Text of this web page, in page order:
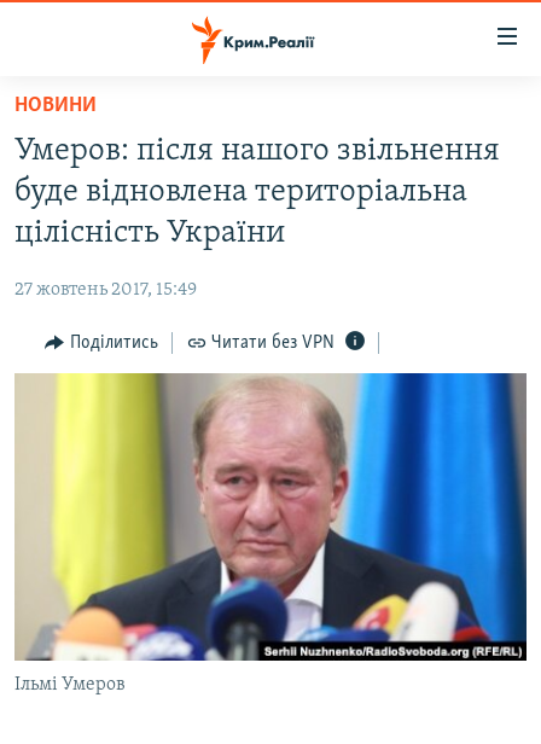
Перейти
основного
матеріалу
Перейти
до
основної
Перейти
до
ВОДА.КРИМ
ВІДЕО ТА ФОТО
БЛОГИ
ПОГЛЯД
ВІДЕОУРОКИ «ELIFBE»
СВІДЧЕННЯ ОКУПАЦІЇ
УКРАЇНСЬКА ПРОБЛЕМА КРИМУ
ІНФОГРАФІКА
ЯК ОБІЙТИ БЛОКУВАННЯ
Русский
Qırımtatar
ДОЛУЧАЙСЯ!
НОВИНИ
Умеров: після нашого звільнення
буде відновлена територіальна
цілісність України
27 жовтень 2017, 15:49
Поділитись Читати без VPN
Ільмі Умеров